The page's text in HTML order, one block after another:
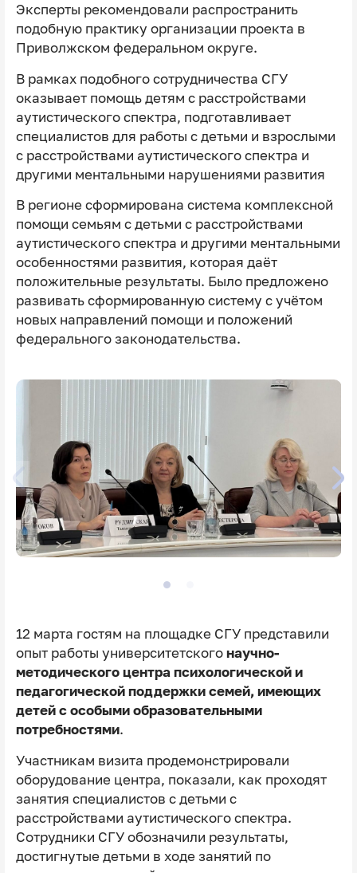
Эксперты рекомендовали распространить
подобную практику организации проекта в
Приволжском федеральном округе.
В рамках подобного сотрудничества СГУ
оказывает помощь детям с расстройствами
аутистического спектра, подготавливает
специалистов для работы с детьми и взрослыми
с расстройствами аутистического спектра и
другими ментальными нарушениями развития
В регионе сформирована система комплексной
помощи семьям с детьми с расстройствами
аутистического спектра и другими ментальными
особенностями развития, которая даёт
положительные результаты. Было предложено
развивать сформированную систему с учётом
новых направлений помощи и положений
федерального законодательства.
12 марта гостям на площадке СГУ представили
опыт работы университетского научно-
методического центра психологической и
педагогической поддержки семей, имеющих
детей с особыми образовательными
потребностями.
Участникам визита продемонстрировали
оборудование центра, показали, как проходят
занятия специалистов с детьми с
расстройствами аутистического спектра.
Сотрудники СГУ обозначили результаты,
достигнутые детьми в ходе занятий по